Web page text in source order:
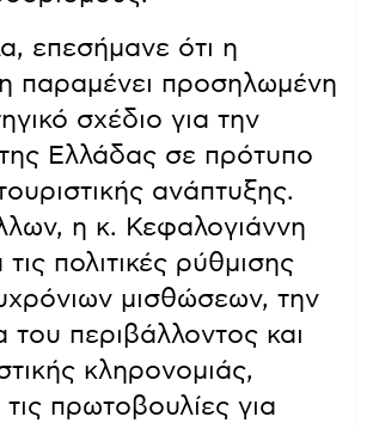
επεσήμανε ότι η
παραμένει προσηλωμένη
σχέδιο για την
Ελλάδας σε πρότυπο
ανάπτυξης.
η κ. Κεφαλογιάννη
τις πολιτικές ρύθμισης
μισθώσεων, την
του περιβάλλοντος και
κληρονομιάς,
πρωτοβουλίες για